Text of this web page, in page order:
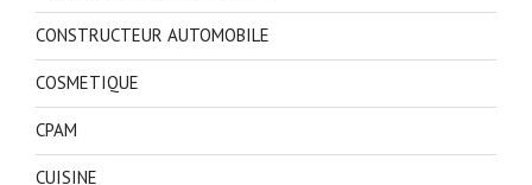
CONSTRUCTEUR AUTOMOBILE
COSMETIQUE
CPAM
CUISINE